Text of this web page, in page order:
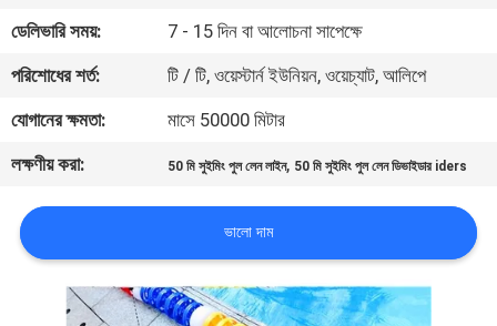
যোগাযোগ
করুন
উদ্ধৃতির
জন্য
আবেদন
NEWS
ডেলিভারি সময়:
7 - 15 দিন বা আলোচনা সাপেক্ষে
পরিশোধের শর্ত:
টি / টি, ওয়েস্টার্ন ইউনিয়ন, ওয়েচ্যাট, আলিপে
যোগানের ক্ষমতা:
মাসে 50000 মিটার
লক্ষণীয় করা:
50 মি সুইমিং পুল লেন লাইন, 50 মি সুইমিং পুল লেন ডিভাইডার iders
ভালো দাম